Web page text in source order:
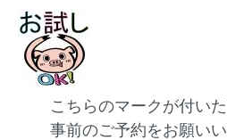
こちらのマークが付いた
事前のご予約をお願いい